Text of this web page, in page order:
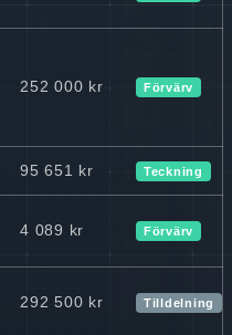
252 000 kr Förvärv
95 651 kr Teckning
4 089 kr Förvärv
292 500 kr Tilldelning